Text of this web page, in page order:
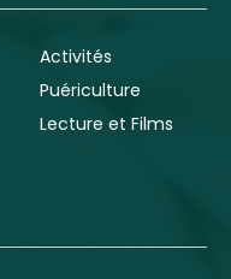
Activités
Puériculture
Lecture et Films